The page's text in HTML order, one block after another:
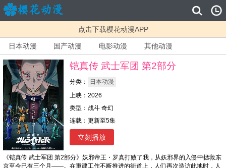
点击下载樱花动漫APP
日本动漫 国产动漫 电影动漫 其他动漫
铠真传 武士军团 第2部分
分类：
日本动漫
上映：2026
类型：战斗 奇幻
连载：更新至5集
立刻播放
《铠真传 武士军团 第2部分》妖邪帝王・罗真打败了我，从妖邪界的入侵中拯救东
京至今已有三个月——。在重建工作不断推进的街道上，人们再次造访此地时，人